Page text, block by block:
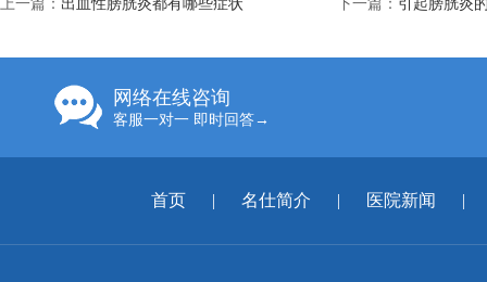
上一篇： 出血性膀胱炎都有哪些症状 下一篇： 引起膀胱炎
网络在线咨询
客服一对一 即时回答→
首页 | 名仕简介 | 医院新闻 |